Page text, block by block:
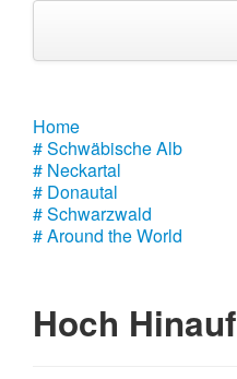
# Schwäbische Alb
# Neckartal
# Donautal
Home
# Schwäbische Alb
# Neckartal
# Donautal
# Schwarzwald
# Around the World
Hoch Hinauf